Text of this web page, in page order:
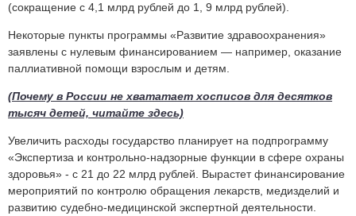
(сокращение с 4,1 млрд рублей до 1, 9 млрд рублей).
Некоторые пункты программы «Развитие здравоохранения»
заявлены с нулевым финансированием — например, оказание
паллиативной помощи взрослым и детям.
(Почему в России не хвататает хосписов для десятков
тысяч детей, читайте здесь)
Увеличить расходы государство планирует на подпрограмму
«Экспертиза и контрольно-надзорные функции в сфере охраны
здоровья» - с 21 до 22 млрд рублей. Вырастет финансирование
мероприятий по контролю обращения лекарств, медизделий и
развитию судебно-медицинской экспертной деятельности.